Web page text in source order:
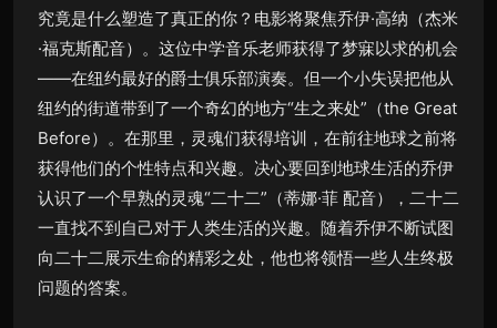
究竟是什么塑造了真正的你？电影将聚焦乔伊·高纳（杰米
·福克斯配音）。这位中学音乐老师获得了梦寐以求的机会
——在纽约最好的爵士俱乐部演奏。但一个小失误把他从
纽约的街道带到了一个奇幻的地方“生之来处”（the Great
Before）。在那里，灵魂们获得培训，在前往地球之前将
获得他们的个性特点和兴趣。决心要回到地球生活的乔伊
认识了一个早熟的灵魂“二十二”（蒂娜·菲 配音），二十二
一直找不到自己对于人类生活的兴趣。随着乔伊不断试图
向二十二展示生命的精彩之处，他也将领悟一些人生终极
问题的答案。